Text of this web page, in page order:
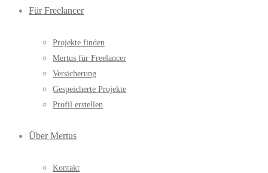
Für Freelancer
Projekte finden
Mertus für Freelancer
Versicherung
Gespeicherte Projekte
Profil erstellen
Über Mertus
Kontakt